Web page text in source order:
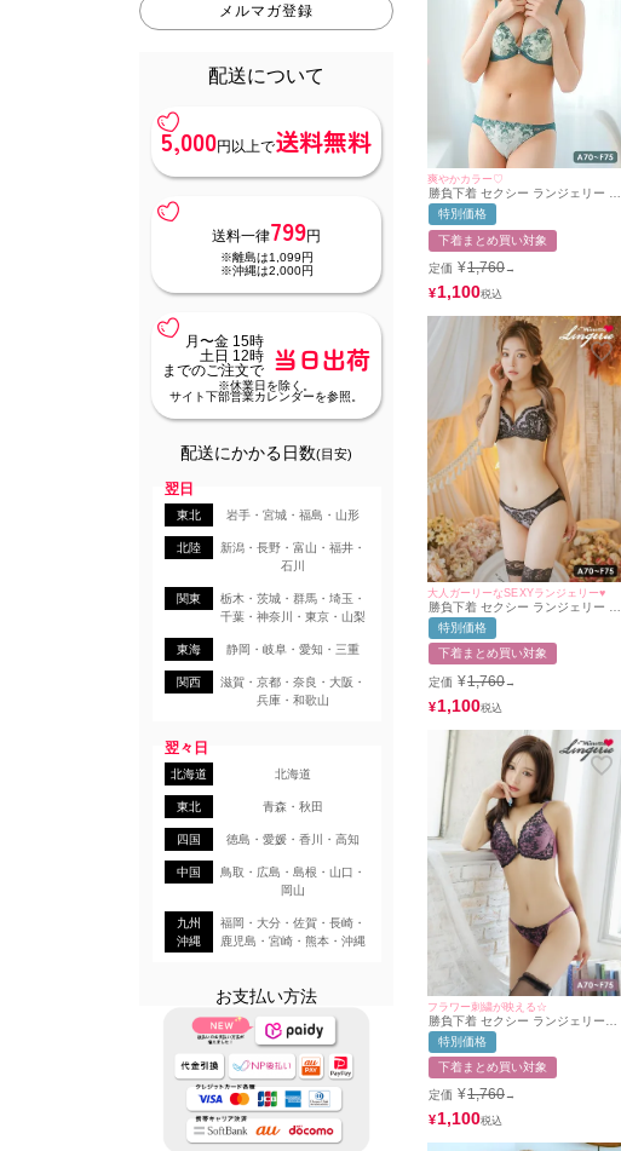
メルマガ登録
配送について
5,000円以上で送料無料
送料一律799円
※離島は1,099円
※沖縄は2,000円
月〜金 15時
土日 12時
までのご注文で
当日出荷
※休業日を除く。
サイト下部営業カレンダーを参照。
配送にかかる日数(目安)
翌日
東北 岩手・宮城・福島・山形
北陸
新潟・長野・富山・福井・
石川
関東
栃木・茨城・群馬・埼玉・
千葉・神奈川・東京・山梨
東海 静岡・岐阜・愛知・三重
関西
滋賀・京都・奈良・大阪・
兵庫・和歌山
翌々日
北海道 北海道
東北 青森・秋田
四国 徳島・愛媛・香川・高知
中国
鳥取・広島・島根・山口・
岡山
九州
沖縄
福岡・大分・佐賀・長崎・
鹿児島・宮崎・熊本・沖縄
お支払い方法
爽やかカラー♡
勝負下着 セクシー ランジェリー ク
ラシカル フラワー 刺繍 レース ワイ
ヤーカップ ブラジャー ショーツ 2
点セット
特別価格
下着まとめ買い対象
定価 ¥1,760→
¥1,100
大人ガーリーなSEXYランジェリー♥
勝負下着 セクシー ランジェリー ス
カラップリーフ刺繍レースソフトワ
イヤーブラ＆シアーショーツ2点セ
ット
特別価格
下着まとめ買い対象
定価 ¥1,760→
¥1,100
フラワー刺繍が映える☆
勝負下着 セクシー ランジェリーフ
ラワー刺繍レース脇高カップブラジ
ャー＆ショーツ2点セット
特別価格
下着まとめ買い対象
定価 ¥1,760→
¥1,100